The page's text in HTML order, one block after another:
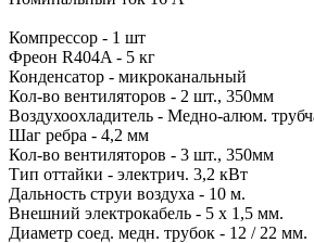
Компрессор - 1 шт
Фреон R404A - 5 кг
Конденсатор - микроканальный
Кол-во вентиляторов - 2 шт., 350мм
Воздухоохладитель - Медно-алюм.
Шаг ребра - 4,2 мм
Кол-во вентиляторов - 3 шт., 350мм
Тип оттайки - электрич. 3,2 кВт
Дальность струи воздуха - 10 м.
Внешний электрокабель - 5 х 1,5 мм.
Диаметр соед. медн. трубок - 12 / 22 мм.